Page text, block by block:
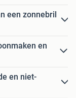
een zonnebril
en
en niet-